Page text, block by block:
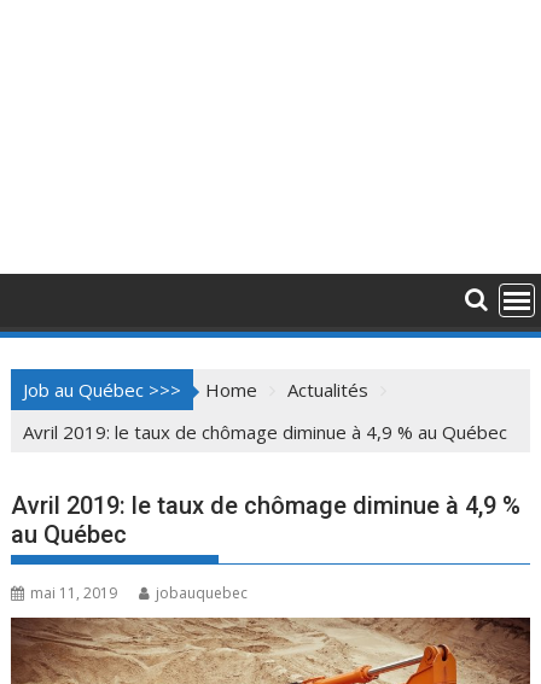
Job au Québec >>> Home
Actualités
Avril 2019: le taux de chômage diminue à 4,9 % au Québec
Avril 2019: le taux de chômage diminue à 4,9 %
au Québec
mai 11, 2019 jobauquebec